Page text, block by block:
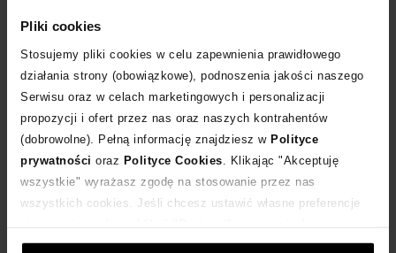
Pliki cookies
Stosujemy pliki cookies w celu zapewnienia prawidłowego
działania strony (obowiązkowe), podnoszenia jakości naszego
Serwisu oraz w celach marketingowych i personalizacji
propozycji i ofert przez nas oraz naszych kontrahentów
(dobrowolne). Pełną informację znajdziesz w Polityce
prywatności oraz Polityce Cookies . Klikając "Akceptuję
wszystkie" wyrażasz zgodę na stosowanie przez nas
wszystkich cookies. Jeśli chcesz ustawić własne preferencje
ustawienia prywatności.
POWIADOM O DOSTAWIE
Dostawa od 0 zł
14 dni na zwrot towaru